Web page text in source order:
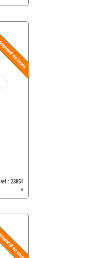
ref : 23851
0